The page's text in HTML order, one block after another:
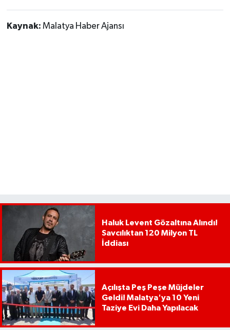
Kaynak: Malatya Haber Ajansı
Haluk Levent Gözaltına Alındı!
Savcılıktan 120 Milyon TL
İddiası
Açılışta Peş Peşe Müjdeler
Geldi! Malatya'ya 10 Yeni
Taziye Evi Daha Yapılacak